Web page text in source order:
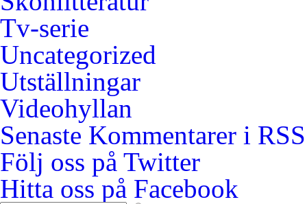
Tv-serie
Uncategorized
Utställningar
Videohyllan
Senaste Kommentarer i RSS
Följ oss på Twitter
Hitta oss på Facebook